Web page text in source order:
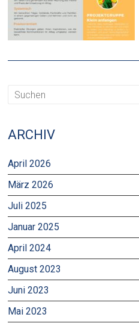
ARCHIV
April 2026
März 2026
Juli 2025
Januar 2025
April 2024
August 2023
Juni 2023
Mai 2023